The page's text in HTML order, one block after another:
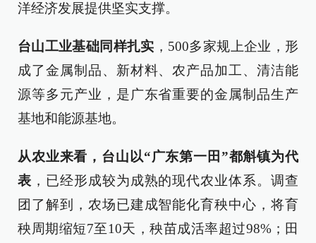
洋经济发展提供坚实支撑。
台山工业基础同样扎实 ，500多家规上企业，形
成了金属制品、新材料、农产品加工、清洁能
源等多元产业，是广东省重要的金属制品生产
基地和能源基地。
从农业来看，台山以“广东第一田”都斛镇为代
表 ，已经形成较为成熟的现代农业体系。调查
团了解到，农场已建成智能化育秧中心，将育
秧周期缩短7至10天，秧苗成活率超过98%；田